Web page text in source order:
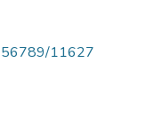
11627